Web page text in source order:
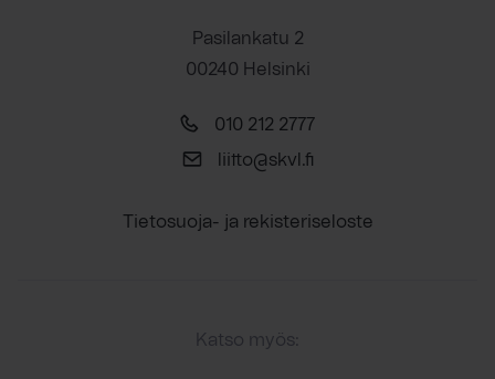
Pasilankatu 2
00240 Helsinki
010 212 2777
liitto@skvl.fi
Tietosuoja- ja rekisteriseloste
Katso myös: